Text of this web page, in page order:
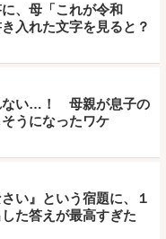
、母「これが令和
入れた文字を見ると？
ない…！ 母親が息子の
うになったワケ
さい』という宿題に、１
た答えが最高すぎた